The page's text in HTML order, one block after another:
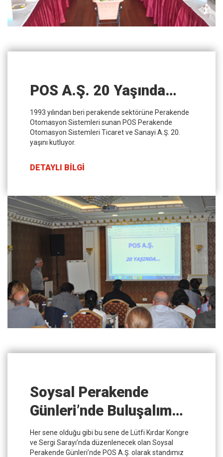
POS A.Ş. 20 Yaşında…
1993 yılından beri perakende sektörüne Perakende
Otomasyon Sistemleri sunan POS Perakende
Otomasyon Sistemleri Ticaret ve Sanayi A.Ş. 20.
yaşını kutluyor.
DETAYLI BİLGİ
Soysal Perakende
Günleri’nde Buluşalım…
Her sene olduğu gibi bu sene de Lütfi Kırdar Kongre
ve Sergi Sarayı’nda düzenlenecek olan Soysal
Perakende Günleri’nde POS A.Ş. olarak standımız